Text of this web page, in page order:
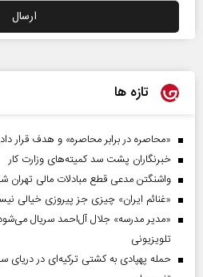
تازه ها
«محاصره در برابر محاصره» و هدف قرار
خبرنگاران پشت سد کمیته‌های وزارت کار
واشنگتن مدعی قطع مبادلات مالی تهران
«غنائم ایران» چیزی جز پیروزی خیالی
«مدیر مدرسه» جلال آل‌احمد سریال می‌شود؛
تلویزیونی